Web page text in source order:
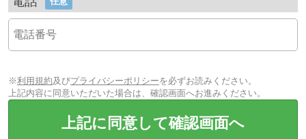
※利用規約及びプライバシーポリシーを必ずお読みください。
上記内容に同意いただいた場合は、確認画面へお進みください。
上記に同意して確認画面へ